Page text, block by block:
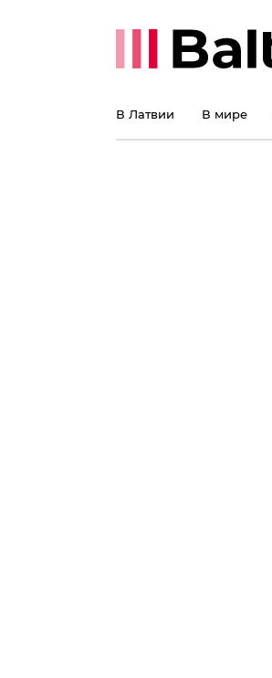
В Латвии В мире